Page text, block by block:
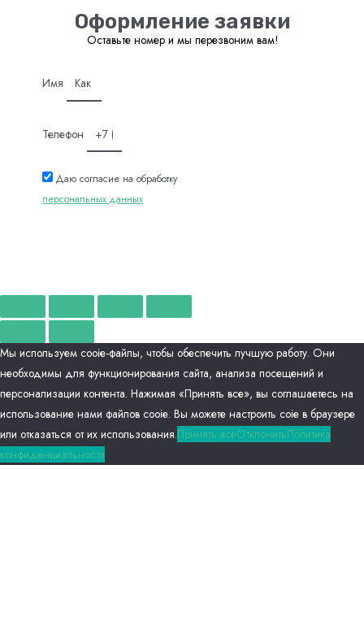
Оформление заявки
Оставьте номер и мы перезвоним вам!
Имя
Телефон
Даю согласие на обработку
персональных данных
Мы используем сооіе-файлы, чтобы обеспечить лучшую работу. Они
необходимы для функционирования сайта, анализа посещений и
персонализации контента. Нажимая «Принять все», вы соглашаетесь на
использование нами файлов сооіе. Вы можете настроить соіе в браузере
или отказаться от их использования.Принять всеОтклонитьПолитика
конфиденциальности